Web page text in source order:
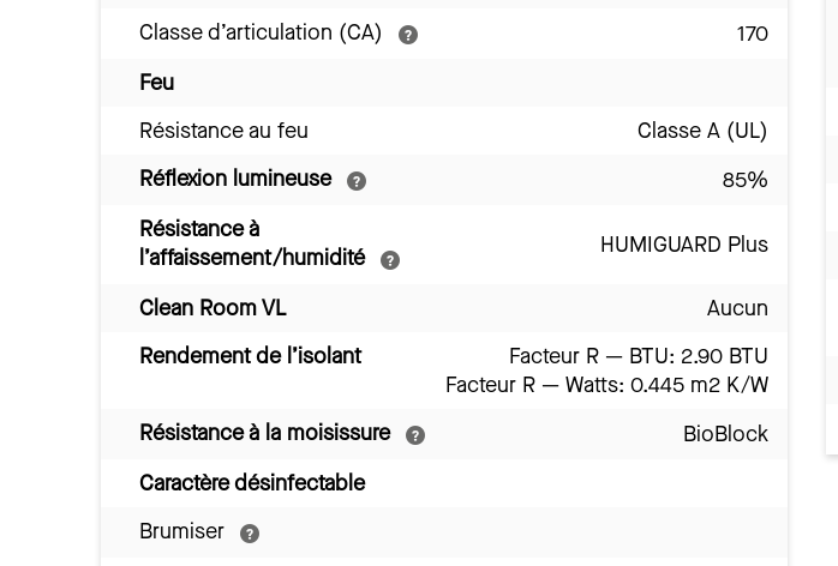
Classe d’articulation (CA)
170
Feu
Résistance au feu
Classe A (UL)
Réflexion lumineuse
85%
Résistance à
l’affaissement/humidité
HUMIGUARD Plus
Clean Room VL
Aucun
Rendement de l’isolant
Facteur R — BTU: 2.90 BTU
Facteur R — Watts: 0.445 m2 K/W
Résistance à la moisissure
BioBlock
Caractère désinfectable
Brumiser